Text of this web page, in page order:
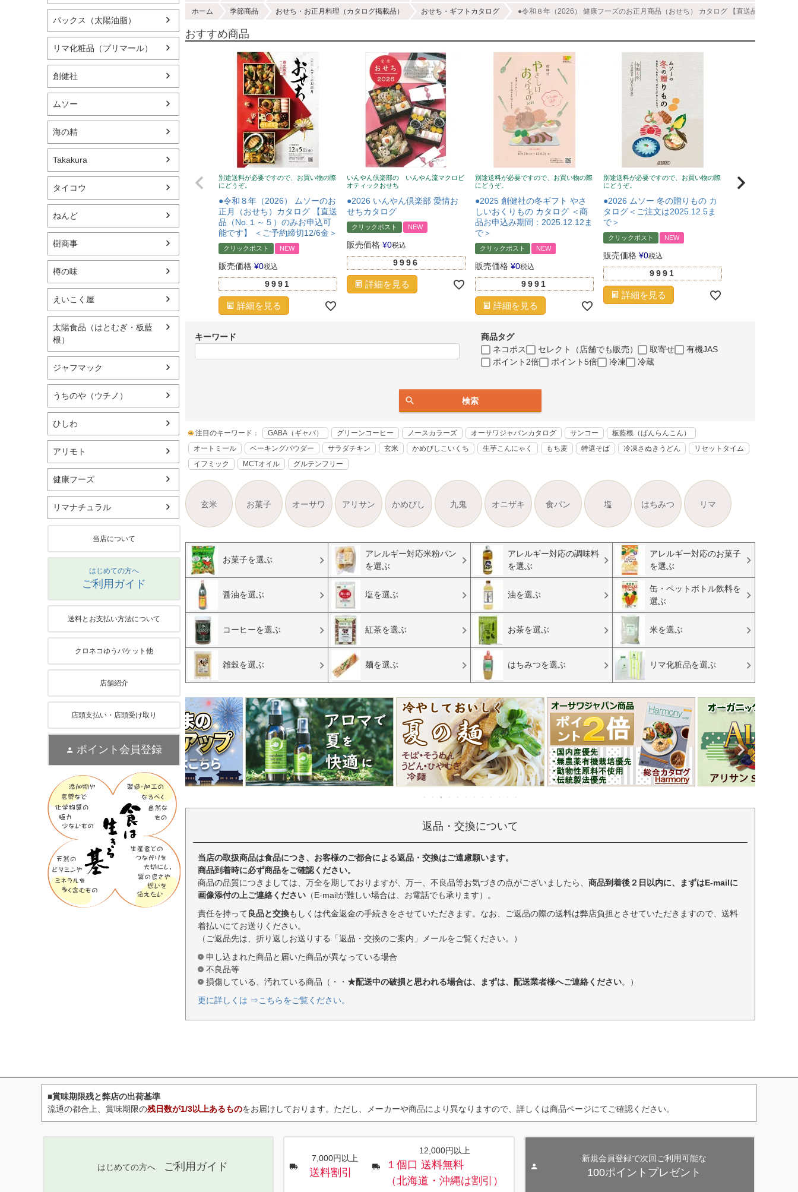
パックス（太陽油脂）
リマ化粧品（プリマール）
創健社
ムソー
海の精
Takakura
タイコウ
ねんど
樹商事
樽の味
えいこく屋
太陽食品（はとむぎ・板藍
根）
ジャフマック
うちのや（ウチノ）
ひしわ
アリモト
健康フーズ
リマナチュラル
当店について
はじめての方へ
ご利用ガイド
送料とお支払い方法について
クロネコゆうパケット他
店舗紹介
店頭支払い・店頭受け取り
ポイント会員登録
ホーム 季節商品 おせち・お正月料理（カタログ掲載品） おせち・ギフトカタログ ●令和８年（2026） 健康フーズのお正月商品（おせち） カタログ 【直送品（No.１～
おすすめ商品
別途送料が必要ですので、お買い物の際
にどうぞ。
●令和８年（2026） ムソーのお
正月（おせち）カタログ 【直送
品（No.１～５）のみお申込可
能です】 ＜ご予約締切12/6金＞
クリックポスト NEW
販売価格 ¥0税込
9991
詳細を見る
いんやん倶楽部の いんやん流マクロビ
オティックおせち
●2026 いんやん倶楽部 愛情お
せちカタログ
クリックポスト NEW
販売価格 ¥0税込
9996
詳細を見る
別途送料が必要ですので、お買い物の際
にどうぞ。
●2025 創健社の冬ギフト やさ
しいおくりもの カタログ ＜商
品お申込み期間：2025.12.12ま
で＞
クリックポスト NEW
販売価格 ¥0税込
9991
詳細を見る
別途送料が必要ですので、お買い物の際
にどうぞ。
●2026 ムソー 冬の贈りもの カ
タログ＜ご注文は2025.12.5ま
で＞
クリックポスト NEW
販売価格 ¥0税込
9991
詳細を見る
キーワード
商品タグ
ネコポス
セレクト（店舗でも販売） 取寄せ
有機JAS
ポイント2倍
ポイント5倍 冷凍 冷蔵
検索
注目のキーワード： GABA（ギャバ） グリーンコーヒー ノースカラーズ オーサワジャパンカタログ サンコー
板藍根（ばんらんこん）
オートミール
ベーキングパウダー サラダチキン 玄米 かめびしこいくち 生芋こんにゃく もち麦 特選そば 冷凍さぬきうどん
リセットタイム
イフミック
MCTオイル グルテンフリー
玄米 お菓子 オーサワ アリサン かめびし 九鬼 オニザキ 食パン 塩 はちみつ リマ
お菓子を選ぶ
アレルギー対応米粉パン
を選ぶ
アレルギー対応の調味料
を選ぶ
アレルギー対応のお菓子
を選ぶ
醤油を選ぶ 塩を選ぶ 油を選ぶ
缶・ペットボトル飲料を
選ぶ
コーヒーを選ぶ 紅茶を選ぶ お茶を選ぶ 米を選ぶ
雑穀を選ぶ 麺を選ぶ はちみつを選ぶ リマ化粧品を選ぶ
返品・交換について
当店の取扱商品は食品につき、お客様のご都合による返品・交換はご遠慮願います。
商品到着時に必ず商品をご確認ください。
商品の品質につきましては、万全を期しておりますが、万一、不良品等お気づきの点がございましたら、 商品到着後２日以内に、まずはE-mailに
画像添付の上ご連絡ください （E-mailが難しい場合は、お電話でも承ります）。
責任を持って 良品と交換もしくは代金返金の手続きをさせていただきます。なお、ご返品の際の送料は弊店負担とさせていただきますので、送料
着払いにてお送りください。
（ご返品先は、折り返しお送りする「返品・交換のご案内」メールをご覧ください。）
申し込まれた商品と届いた商品が異なっている場合
不良品等
損傷している、汚れている商品（・・ ★配送中の破損と思われる場合は、まずは、配送業者様へご連絡ください。）
更に詳しくは ⇒こちらをご覧ください。
■賞味期限残と弊店の出荷基準
流通の都合上、賞味期限の残日数が1/3以上あるものをお届けしております。ただし、メーカーや商品により異なりますので、詳しくは商品ページにてご確認ください。
はじめての方へ ご利用ガイド
7,000円以上
送料割引
12,000円以上
１個口 送料無料
（北海道・沖縄は割引）
新規会員登録で次回ご利用可能な
100ポイントプレゼント